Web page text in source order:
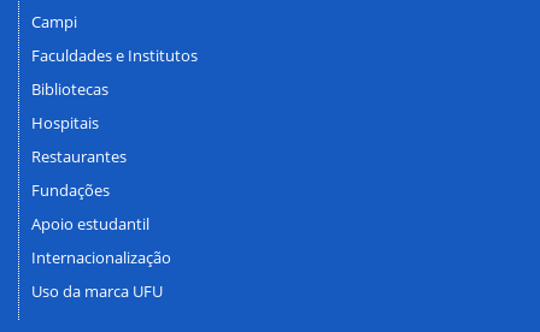
Campi
Faculdades e Institutos
Bibliotecas
Hospitais
Restaurantes
Fundações
Apoio estudantil
Internacionalização
Uso da marca UFU